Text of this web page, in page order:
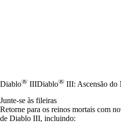
Diablo® IIIDiablo® III: Ascensão do
Junte-se às fileiras
Retorne para os reinos mortais com
de Diablo III, incluindo: